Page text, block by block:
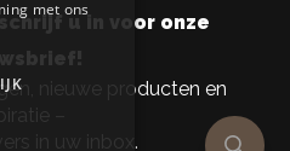
u in voor onze
nieuwe producten en
–
in uw inbox.
met ons